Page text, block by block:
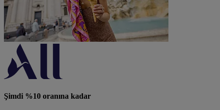
Şimdi %10 oranına kadar